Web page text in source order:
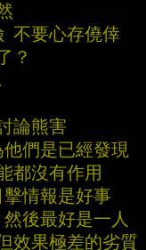
不要心存僥倖
？
論熊害
們是已經發現
都沒有作用
情報是好事
後最好是一人
效果極差的劣質